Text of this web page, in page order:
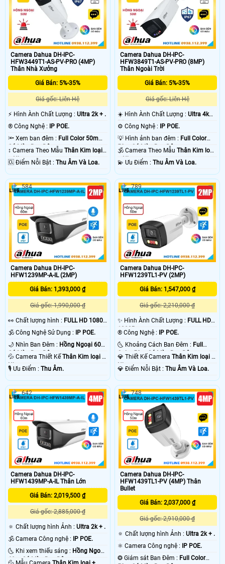
Camera Dahua DH-IPC-
HFW3449T1-AS-PV-PRO (4MP)
Thân Nhà Xưởng
Giá Bán: 5%-35%
Giá gốc: Liên Hệ
️⚡ Hình Ành Chất Lượng : Ultra 2k + .
®️ Công Nghệ : IP POE.
🔦 Xem ban đêm : Full Color 50m
Có Màu Ban Ðêm.
↕️ Camera Theo Mẫu Thân Kim loại
+ Nhựa.
️🆑 Điểm Nỗi Bật : Thu Âm Và Loa.
Camera Dahua DH-IPC-
HFW3849T1-AS-PV-PRO (8MP)
Thân Ngoài Trời
Giá Bán: 5%-35%
Giá gốc: Liên Hệ
☀️ Hình Ành Chất Lượng :Ultra 4k
👍🏾 .
⚙ Công Nghệ : IP POE.
💡 Hình ảnh ban đêm : Full Color
50m Có Màu Ban Ðêm.
🕉️ Camera Theo MẫuThân Kim loại
+ Nhựa.
️💫 Ưu Điểm :Thu Âm Và Loa.
Camera Dahua DH-IPC-
HFW1239MP-A-IL (2MP)
Giá Bán: 1,393,000 ₫
Giá gốc: 1,990,000 ₫
️👀 Chất lượng hình : FULL HD 1080P
🕉️ Công Nghệ Sử Dụng : IP POE.
🌙 Nhìn Ban Đêm : Hồng Ngoại 60m
Có Màu Ban Ðêm.
💦 Camera Thiết KếThân Kim loại +
Nhựa.
️🎙 Ưu Điểm : Thu Âm.
584
Camera Dahua DH-IPC-
HFW1239TL1-PV (2MP)
Giá Bán: 1,547,000 ₫
Giá gốc: 2,210,000 ₫
✨ Hình Ành Chất Lượng : FULL HD
1080P .
®️ Công Nghệ : IP POE.
🌜 Khoảng Cách Ban Đêm : Full
Color 50m Có Màu Ban Ðêm.
💎 Thiết Kế CameraThân Kim loại +
Nhựa.
️💎 Điểm Nỗi Bật :Thu Âm Và Loa.
789
Camera Dahua DH-IPC-
HFW1439MP-A-IL Thân Lớn
Giá Bán: 2,019,500 ₫
Giá gốc: 2,885,000 ₫
🔅 Chất lượng hình Ảnh : Ultra 2k + .
🕉️ Camera Công nghệ :
IP POE.
🌜 Khi xem thiếu sáng : Hồng Ngoại
60m Có Màu Ban Ðêm.
642
Camera Dahua DH-IPC-
HFW1439TL1-PV (4MP) Thân
Bullet
Giá Bán: 2,037,000 ₫
Giá gốc: 2,910,000 ₫
🔅 Chất lượng hình Ảnh :Ultra 2k + .
⚛️ Camera Công nghệ :
IP POE.
❂ Giám sát Ban Đêm : Full Color
748